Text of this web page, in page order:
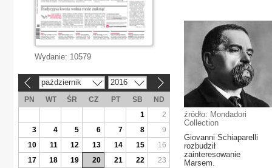
źródło: Mondadori
Collection
Giovanni Schiaparelli
rozbudził
zainteresowanie
Marsem.
Wydanie: 10579
październik 2016
PN WT ŚR CZ PT SB
ND
1
2
3
4 5 6 7 8
9
10
11 12 13 14 15
16
17
18 19 20 21 22
23